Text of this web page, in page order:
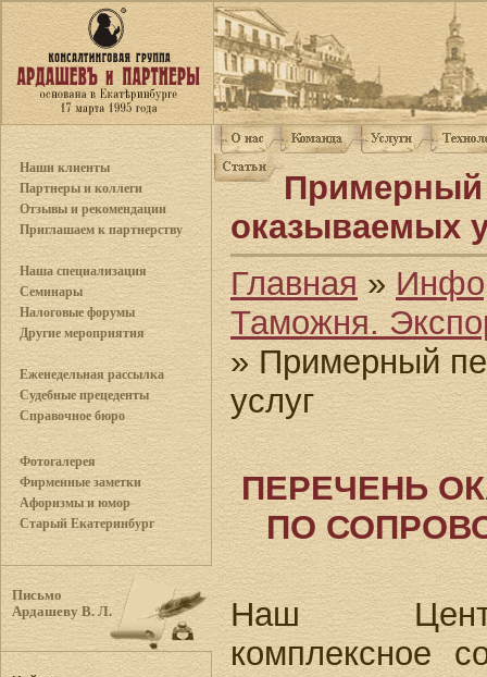
Наши клиенты
Партнеры и коллеги
Отзывы и рекомендации
Приглашаем к партнерству
Наша специализация
Семинары
Налоговые форумы
Другие мероприятия
Еженедельная рассылка
Судебные прецеденты
Справочное бюро
Фотогалерея
Фирменные заметки
Афоризмы и юмор
Старый Екатеринбург
Письмо
Ардашеву В. Л.
Примерный
оказываемых
Главная »
Таможня.
» Примерный
услуг
ПЕРЕЧЕНЬ
ПО
Наш
комплексное